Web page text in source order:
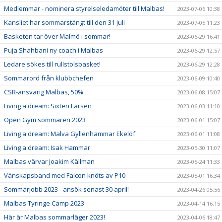
Medlemmar - nominera styrelseledamöter till Malbas! 2023-07-06 10:38
Kansliet har sommarstängt till den 31 juli 2023-07-05 11:23
Basketen tar över Malmö i sommar! 2023-06-29 16:41
Puja Shahbani ny coach i Malbas 2023-06-29 12:57
Ledare sökes till rullstolsbasket! 2023-06-29 12:28
Sommarord från klubbchefen 2023-06-09 10:40
CSR-ansvarig Malbas, 50% 2023-06-08 15:07
Living a dream: Sixten Larsen 2023-06-03 11:10
Open Gym sommaren 2023 2023-06-01 15:07
Living a dream: Malva Gyllenhammar Ekelöf 2023-06-01 11:08
Living a dream: Isak Hammar 2023-05-30 11:07
Malbas värvar Joakim Källman 2023-05-24 11:33
Vänskapsband med Falcon knöts av P10 2023-05-01 16:34
Sommarjobb 2023 - ansök senast 30 april! 2023-04-26 05:56
Malbas Tyringe Camp 2023 2023-04-14 16:15
Här är Malbas sommarläger 2023! 2023-04-06 18:47